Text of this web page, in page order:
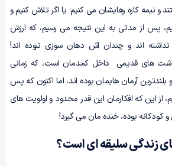
و نیمه کاره رهایشان می کنیم؛ یا اگر تلاش کنیم و
پس از مدتی به این نتیجه می رسیم، که ارزش
اند و چندان آش دهان سوزی نبوده اند!
های قدیمی داخل کمدمان است، که زمانی
بلندترین آرمان هایمان بوده اند، اما اکنون که پس
از این که افکارمان این قدر محدود و اولویت های
و کودکانه بوده، خنده مان می گیرد!
زندگی سلیقه ای است؟